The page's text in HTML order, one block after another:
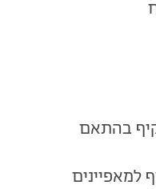
בהתאם
למאפיינים